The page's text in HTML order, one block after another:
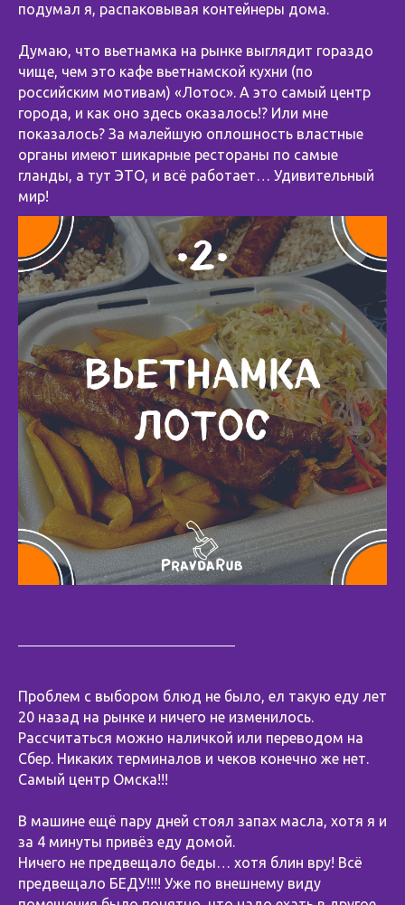
подумал я, распаковывая контейнеры дома.
Думаю, что вьетнамка на рынке выглядит гораздо
чище, чем это кафе вьетнамской кухни (по
российским мотивам) «Лотос». А это самый центр
города, и как оно здесь оказалось!? Или мне
показалось? За малейшую оплошность властные
органы имеют шикарные рестораны по самые
гланды, а тут ЭТО, и всё работает… Удивительный
мир!
Проблем с выбором блюд не было, ел такую еду лет
20 назад на рынке и ничего не изменилось.
Рассчитаться можно наличкой или переводом на
Сбер. Никаких терминалов и чеков конечно же нет.
Самый центр Омска!!!
В машине ещё пару дней стоял запах масла, хотя я и
за 4 минуты привёз еду домой.
Ничего не предвещало беды… хотя блин вру! Всё
предвещало БЕДУ!!!! Уже по внешнему виду